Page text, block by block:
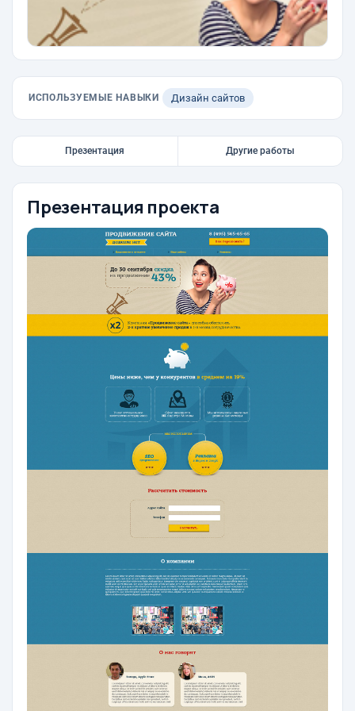
ИСПОЛЬЗУЕМЫЕ НАВЫКИ Дизайн сайтов
Презентация Другие работы
Презентация проекта